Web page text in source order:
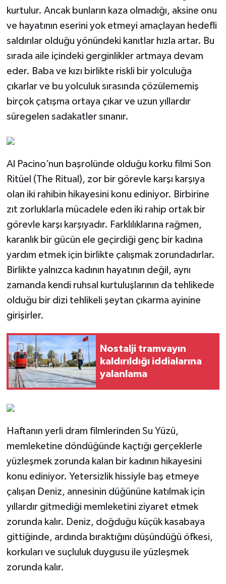
kurtulur. Ancak bunların kaza olmadığı, aksine onu
ve hayatının eserini yok etmeyi amaçlayan hedefli
saldırılar olduğu yönündeki kanıtlar hızla artar. Bu
sırada aile içindeki gerginlikler artmaya devam
eder. Baba ve kızı birlikte riskli bir yolculuğa
çıkarlar ve bu yolculuk sırasında çözülememiş
birçok çatışma ortaya çıkar ve uzun yıllardır
süregelen sadakatler sınanır.
Al Pacino’nun başrolünde olduğu korku filmi Son
Ritüel (The Ritual), zor bir görevle karşı karşıya
olan iki rahibin hikayesini konu ediniyor. Birbirine
zıt zorluklarla mücadele eden iki rahip ortak bir
görevle karşı karşıyadır. Farklılıklarına rağmen,
karanlık bir gücün ele geçirdiği genç bir kadına
yardım etmek için birlikte çalışmak zorundadırlar.
Birlikte yalnızca kadının hayatının değil, aynı
zamanda kendi ruhsal kurtuluşlarının da tehlikede
olduğu bir dizi tehlikeli şeytan çıkarma ayinine
girişirler.
Nostalji tramvayın
kaldırıldığı iddialarına
yalanlama
Haftanın yerli dram filmlerinden Su Yüzü,
memleketine döndüğünde kaçtığı gerçeklerle
yüzleşmek zorunda kalan bir kadının hikayesini
konu ediniyor. Yetersizlik hissiyle baş etmeye
çalışan Deniz, annesinin düğününe katılmak için
yıllardır gitmediği memleketini ziyaret etmek
zorunda kalır. Deniz, doğduğu küçük kasabaya
gittiğinde, ardında bıraktığını düşündüğü öfkesi,
korkuları ve suçluluk duygusu ile yüzleşmek
zorunda kalır.